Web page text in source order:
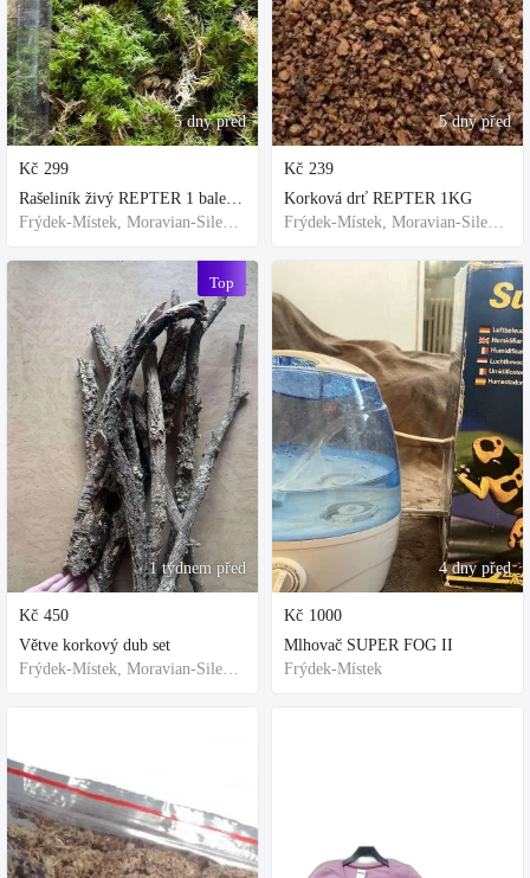
5 dny před
Kč 299
Rašeliník živý REPTER 1 balení - násada, TOP kvalita 30cm-30cm-8cm
Frýdek-Místek, Moravian-Silesian Region,Others
1 týdnem před
Top
Kč 450
Větve korkový dub set
Frýdek-Místek, Moravian-Silesian Region,Others
5 dny před
Kč 239
Korková drť REPTER 1KG
Frýdek-Místek, Moravian-Silesian Region,Others
4 dny před
Kč 1000
Mlhovač SUPER FOG II
Frýdek-Místek